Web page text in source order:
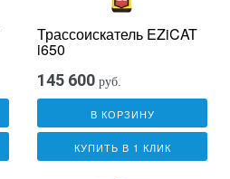
Трассоискатель EZiCAT
i650
145 600 руб.
В КОРЗИНУ
КУПИТЬ В 1 КЛИК